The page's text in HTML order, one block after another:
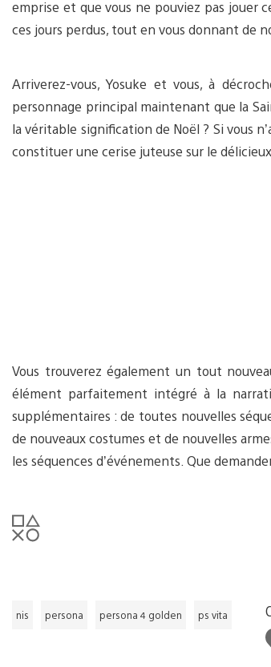
emprise et que vous ne pouviez pas jouer
ces jours perdus, tout en vous donnant de
Arriverez-vous, Yosuke et vous, à
personnage principal maintenant que la
la véritable signification de Noël ? Si vous
constituer une cerise juteuse sur le
Vous trouverez également un tout
élément parfaitement intégré à la
supplémentaires : de toutes nouvelles
de nouveaux costumes et de nouvelles
les séquences d’événements. Que
nis persona persona 4 golden ps vita